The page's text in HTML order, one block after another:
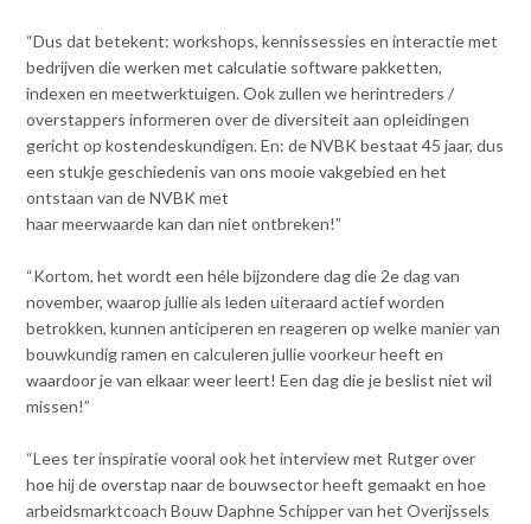
“Dus dat betekent: workshops, kennissessies en interactie met
bedrijven die werken met calculatie software pakketten,
indexen en meetwerktuigen. Ook zullen we herintreders /
overstappers informeren over de diversiteit aan opleidingen
gericht op kostendeskundigen. En: de NVBK bestaat 45 jaar, dus
een stukje geschiedenis van ons mooie vakgebied en het
ontstaan van de NVBK met
haar meerwaarde kan dan niet ontbreken!”
“Kortom, het wordt een héle bijzondere dag die 2e dag van
november, waarop jullie als leden uiteraard actief worden
betrokken, kunnen anticiperen en reageren op welke manier van
bouwkundig ramen en calculeren jullie voorkeur heeft en
waardoor je van elkaar weer leert! Een dag die je beslist niet wil
missen!”
“Lees ter inspiratie vooral ook het interview met Rutger over
hoe hij de overstap naar de bouwsector heeft gemaakt en hoe
arbeidsmarktcoach Bouw Daphne Schipper van het Overijssels
Inloggen